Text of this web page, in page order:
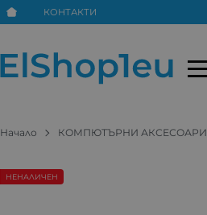
КОНТАКТИ
Начало КОМПЮТЪРНИ АКСЕСОАРИ
НЕНАЛИЧЕН